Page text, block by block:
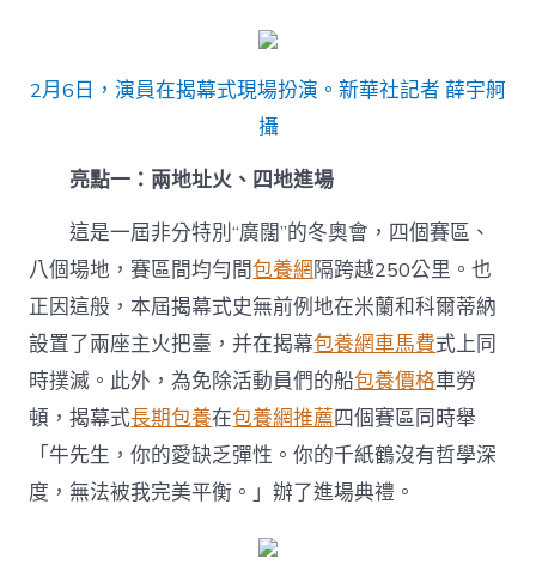
式
七
中
2月6日，演員在揭幕式現場扮演。新華社記者 薛宇舸
攝
亮點一：兩地址火、四地進場
這是一屆非分特別“廣闊”的冬奧會，四個賽區、
八個場地，賽區間均勻間包養網隔跨越250公里。也
正因這般，本屆揭幕式史無前例地在米蘭和科爾蒂納
設置了兩座主火把臺，并在揭幕包養網車馬費式上同
時撲滅。此外，為免除活動員們的船包養價格車勞
頓，揭幕式長期包養在包養網推薦四個賽區同時舉
「牛先生，你的愛缺乏彈性。你的千紙鶴沒有哲學深
度，無法被我完美平衡。」辦了進場典禮。